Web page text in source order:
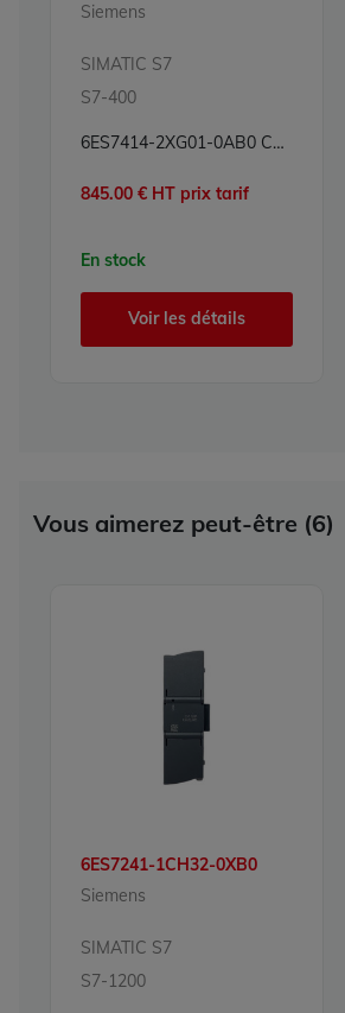
Siemens
SIMATIC S7
S7-400
6ES7414-2XG01-0AB0 CPU Processeur Simatic S7 Siemens
845.00 € HT prix tarif
En stock
Voir les détails
Vous aimerez peut-être (6)
6ES7241-1CH32-0XB0
Siemens
SIMATIC S7
S7-1200